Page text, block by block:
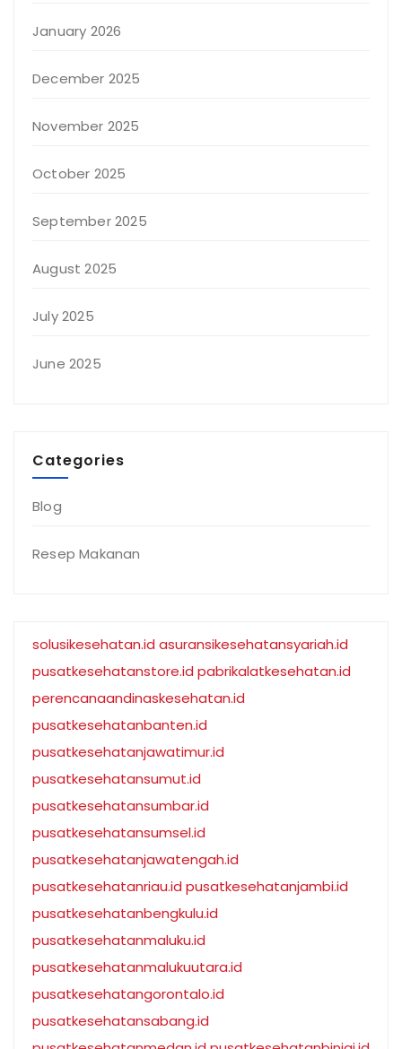
January 2026
December 2025
November 2025
October 2025
September 2025
August 2025
July 2025
June 2025
Categories
Blog
Resep Makanan
solusikesehatan.id asuransikesehatansyariah.id
pusatkesehatanstore.id pabrikalatkesehatan.id
perencanaandinaskesehatan.id
pusatkesehatanbanten.id
pusatkesehatanjawatimur.id
pusatkesehatansumut.id
pusatkesehatansumbar.id
pusatkesehatansumsel.id
pusatkesehatanjawatengah.id
pusatkesehatanriau.id pusatkesehatanjambi.id
pusatkesehatanbengkulu.id
pusatkesehatanmaluku.id
pusatkesehatanmalukuutara.id
pusatkesehatangorontalo.id
pusatkesehatansabang.id